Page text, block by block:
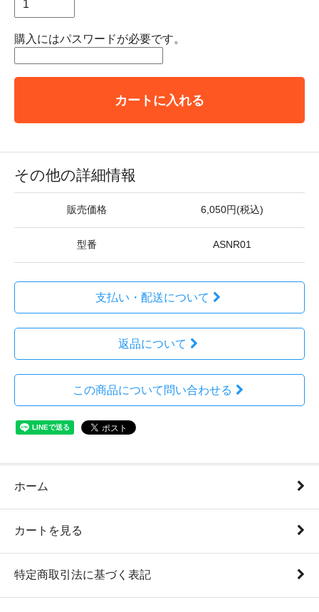
購入にはパスワードが必要です。
カートに入れる
その他の詳細情報
販売価格 6,050円(税込)
型番 ASNR01
支払い・配送について
返品について
この商品について問い合わせる
ホーム
カートを見る
特定商取引法に基づく表記